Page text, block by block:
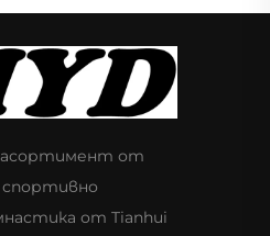
от
спортивно
от Tianhui